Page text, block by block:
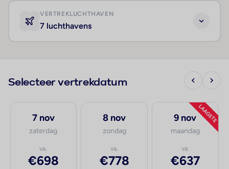
VERTREKLUCHTHAVEN
7 luchthavens
Selecteer vertrekdatum
7 nov
zaterdag
va.
€698
8 nov
zondag
va.
€778
LAAGSTE
9 nov
maandag
va.
€637